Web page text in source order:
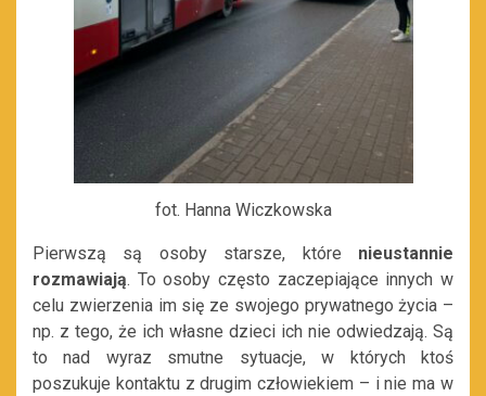
fot. Hanna Wiczkowska
Pierwszą są osoby starsze, które nieustannie
rozmawiają. To osoby często zaczepiające innych w
celu zwierzenia im się ze swojego prywatnego życia –
np. z tego, że ich własne dzieci ich nie odwiedzają. Są
to nad wyraz smutne sytuacje, w których ktoś
poszukuje kontaktu z drugim człowiekiem – i nie ma w